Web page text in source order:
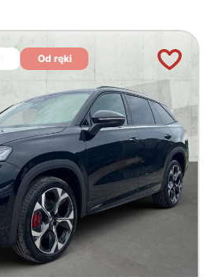
Od ręki